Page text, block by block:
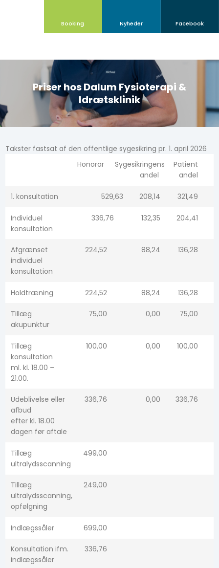
Booking Nyheder​ Facebook
Priser hos Dalum Fysioterapi &
Idrætsklinik
​Takster fastsat af den offentlige sygesikring pr. 1. april 2026
Honorar​​
Sygesikringens
andel​​
Patient
andel​​
1. konsultation​​ 529,63​ 208,14 321,49
Individuel
konsultation​​
336,76 132,35 204,41
Afgrænset
individuel
konsultation​
224,52 88,24 136,28
Holdtræning​ 224,52 88,24 136,28
Tillæg
akupunktur​
75,00​ 0,00​ 75,00​
Tillæg
konsultation
ml. kl. 18.00 –
21.00.
100,00​ 0,00​ 100,00​
Udeblivelse eller
afbud
efter kl. 18.00
dagen før aftale
336,76​ 0,00​ 336,76​
Tillæg
ultralydsscanning
499,00​
Tillæg
ultralydsscanning,
opfølgning
249,00
Indlægssåler 699,00
Konsultation ifm.
indlægssåler
336,76​